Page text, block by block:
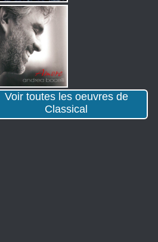
Voir toutes les oeuvres de
Classical